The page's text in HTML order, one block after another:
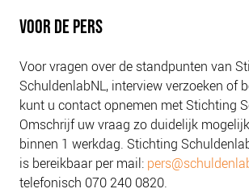
NIEUWS
VOOR DE PERS
Voor vragen over de standpunten van
SchuldenlabNL, interview verzoeken of
kunt u contact opnemen met Stichting
Omschrijf uw vraag zo duidelijk
binnen 1 werkdag. Stichting
is bereikbaar per mail:
telefonisch 070 240 0820.